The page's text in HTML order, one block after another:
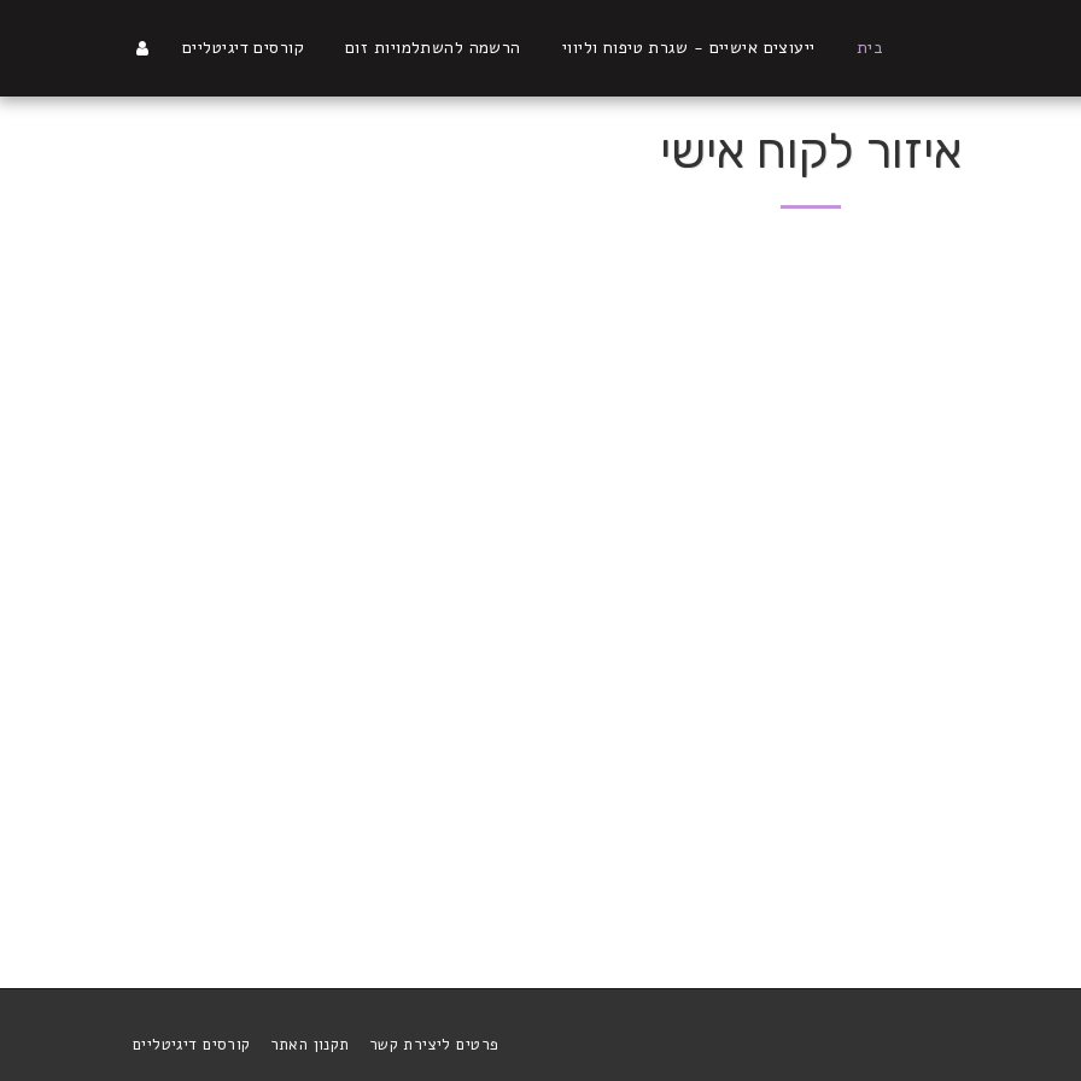
בית ייעוצים אישיים - שגרת טיפוח וליווי הרשמה להשתלמויות זום קורסים דיגיטליים
איזור לקוח אישי
פרטים ליצירת קשר תקנון האתר קורסים דיגיטליים